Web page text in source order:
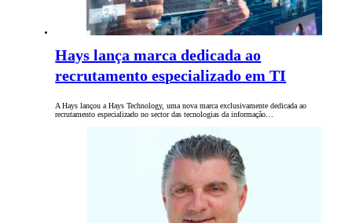
Hays lança marca dedicada ao
recrutamento especializado em TI
A Hays lançou a Hays Technology, uma nova marca exclusivamente dedicada ao
recrutamento especializado no sector das tecnologias da informação…